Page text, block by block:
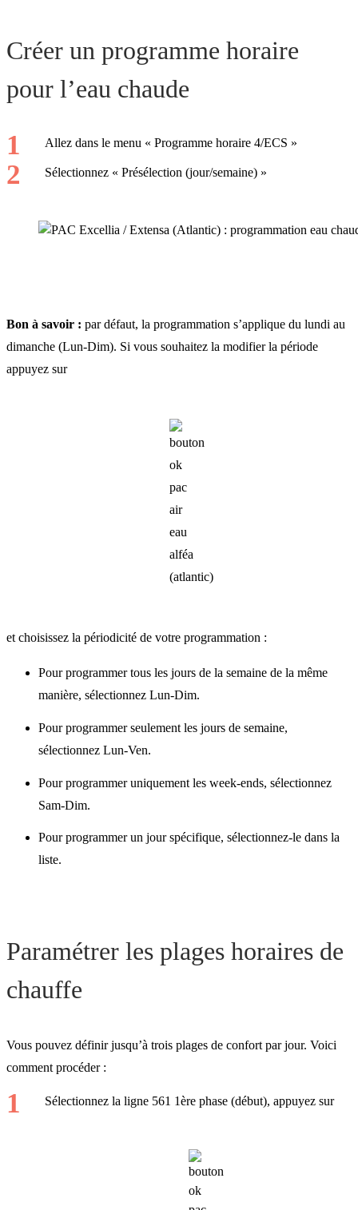
Créer un programme horaire
pour l’eau chaude
Allez dans le menu « Programme horaire 4/ECS »
Sélectionnez « Présélection (jour/semaine) »
Bon à savoir : par défaut, la programmation s’applique du lundi au
dimanche (Lun-Dim). Si vous souhaitez la modifier la période
appuyez sur
et choisissez la périodicité de votre programmation :
Pour programmer tous les jours de la semaine de la même
manière, sélectionnez Lun-Dim.
Pour programmer seulement les jours de semaine,
sélectionnez Lun-Ven.
Pour programmer uniquement les week-ends, sélectionnez
Sam-Dim.
Pour programmer un jour spécifique, sélectionnez-le dans la
liste.
Paramétrer les plages horaires de
chauffe
Vous pouvez définir jusqu’à trois plages de confort par jour. Voici
comment procéder :
Sélectionnez la ligne 561 1ère phase (début), appuyez sur